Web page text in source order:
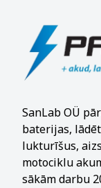
SanLab OÜ
baterijas,
lukturīšus,
motociklu
sākām darbu